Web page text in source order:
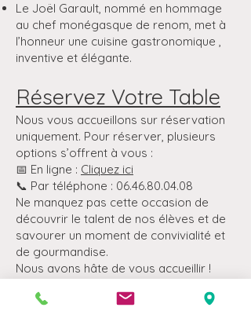
Le Joël Garault, nommé en hommage
au chef monégasque de renom, met à
l’honneur une cuisine gastronomique ,
inventive et élégante.
Réservez Votre Table
Nous vous accueillons sur réservation
uniquement. Pour réserver, plusieurs
options s’offrent à vous :
📅 En ligne : Cliquez ici
📞 Par téléphone : 06.46.80.04.08
Ne manquez pas cette occasion de
découvrir le talent de nos élèves et de
savourer un moment de convivialité et
de gourmandise.
Nous avons hâte de vous accueillir !